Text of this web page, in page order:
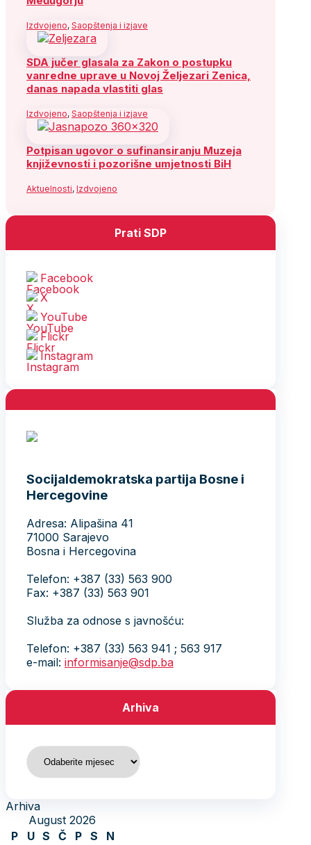
Izdvojeno, Saopštenja i izjave
SDA jučer glasala za Zakon o postupku
vanredne uprave u Novoj Željezari Zenica,
danas napada vlastiti glas
Izdvojeno, Saopštenja i izjave
Potpisan ugovor o sufinansiranju Muzeja
književnosti i pozorišne umjetnosti BiH
Aktuelnosti, Izdvojeno
Prati SDP
Facebook
X
YouTube
Flickr
Instagram
Socijaldemokratska partija Bosne i
Hercegovine
Adresa: Alipašina 41
71000 Sarajevo
Bosna i Hercegovina
Telefon: +387 (33) 563 900
Fax: +387 (33) 563 901
Služba za odnose s javnošću:
Telefon: +387 (33) 563 941 ; 563 917
e-mail: informisanje@sdp.ba
Arhiva
Arhiva
Arhiva
August 2026
P
U S Č P S
N